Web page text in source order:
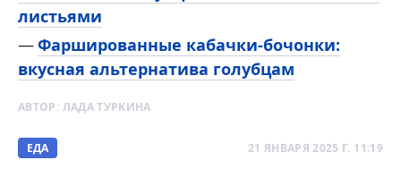
листьями
Фаршированные кабачки-бочонки:
вкусная альтернатива голубцам
АВТОР: ЛАДА ТУРКИНА
ЕДА 21 ЯНВАРЯ 2025 Г. 11:19